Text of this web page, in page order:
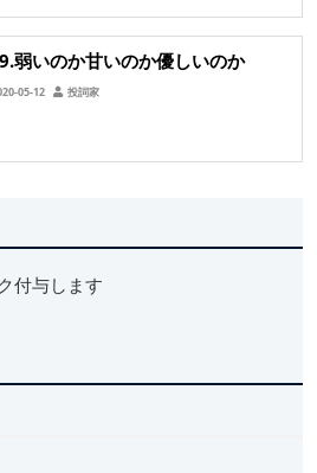
弱いのか甘いのか優しいのか
05-12 投詞家
付与します